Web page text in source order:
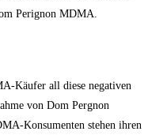
Perignon MDMA.
Käufer all diese negativen
von Dom Pеrgnоn
Konsumenten stehen ihren